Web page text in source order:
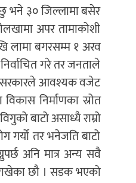
भने ३० जिल्लामा बसेर
अपर तामाकोशी
लामा बगरसम्म १ अरव
गरे तर जनताले
आवश्यक वजेट
निर्माणका स्रोत
बाटो असाध्यै राम्रो
गर्यो तर भनेजति बाटो
अनि मात्र अन्य सवै
राखेका छौ । सडक भएको